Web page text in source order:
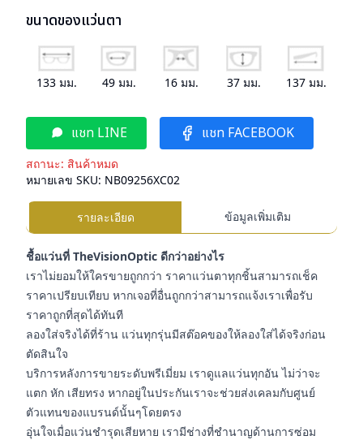
ขนาดของแว่นตา
133 มม. 49 มม. 16มม. 37มม. 137มม.
แชท LINE แชท FACEBOOK
สถานะ: สินค้าหมด
หมายเลข SKU: NB09256XC02
รายละเอียด ข้อมูลเพิ่มเติม
ชื้อแว่นที่ TheVisionOptic ดีกว่าอย่างไร
เราไม่ยอมให้ใครขายถูกกว่า ราคาแว่นตาทุกชิ้นสามารถเช็ค
ราคาเปรียบเทียบ หากเจอที่อื่นถูกกว่าสามารถแจ้งเราเพื่อรับ
ราคาถูกที่สุดได้ทันที
ลองใส่จริงได้ที่ร้าน แว่นทุกรุ่นมีสต๊อคของให้ลองใส่ได้จริงก่อน
ตัดสินใจ
บริการหลังการขายระดับพรีเมี่ยม เราดูแลแว่นทุกอัน ไม่ว่าจะ
แตก หัก เสียทรง หากอยู่ในประกันเราจะช่วยส่งเคลมกับศูนย์
ตัวแทนของแบรนด์นั้นๆโดยตรง
อุ่นใจเมื่อแว่นชำรุดเสียหาย เรามีช่างที่ชำนาญด้านการซ่อม